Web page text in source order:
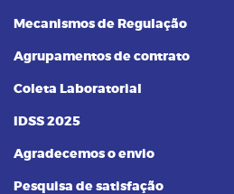
Mecanismos de Regulação
Agrupamentos de contrato
Coleta Laboratorial
IDSS 2025
Agradecemos o envio
Pesquisa de satisfação